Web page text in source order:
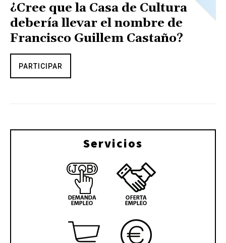
¿Cree que la Casa de Cultura
debería llevar el nombre de
Francisco Guillem Castaño?
PARTICIPAR
Servicios